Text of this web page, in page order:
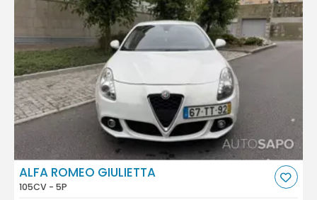
ALFA ROMEO GIULIETTA
105CV - 5P